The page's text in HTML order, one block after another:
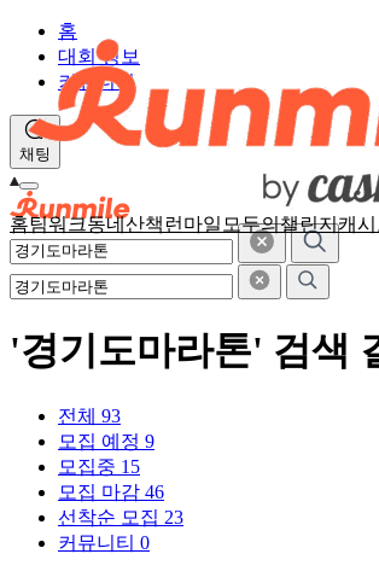
홈팀워크동네산책 런마일 모두의챌린지캐
홈
대회 정보
커뮤니티
채팅
'경기도마라톤' 검색
전체 93
모집 예정 9
모집중 15
모집 마감 46
선착순 모집 23
커뮤니티 0